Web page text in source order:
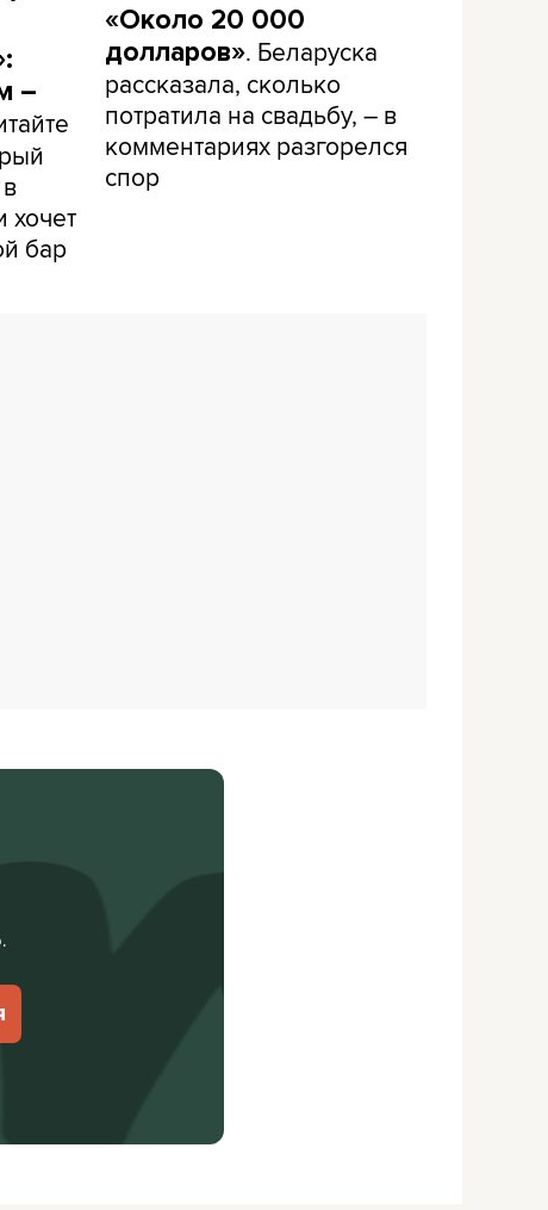
–
бар
«Около 20 000
долларов». Беларуска
рассказала, сколько
потратила на свадьбу, – в
комментариях разгорелся
спор